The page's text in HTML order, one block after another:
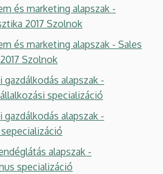
és marketing alapszak -
2017 Szolnok
és marketing alapszak - Sales
Szolnok
alapszak -
specializáció
alapszak -
alapszak -
specializáció